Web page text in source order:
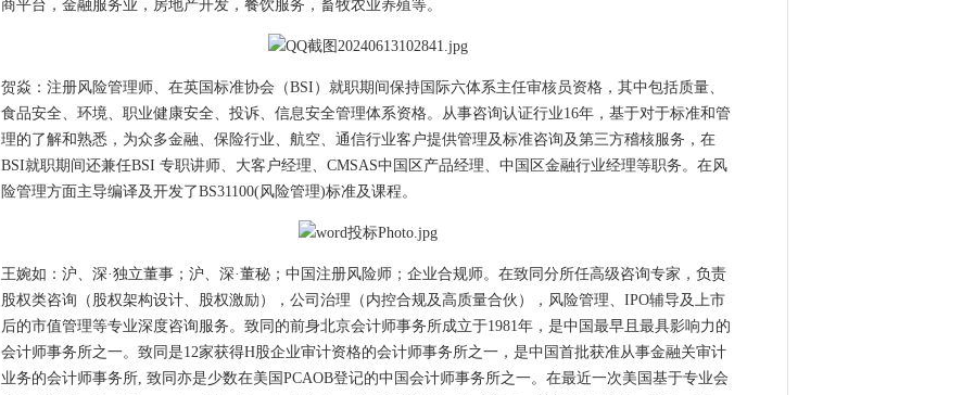
商平台，金融服务业，房地产开发，餐饮服务，畜牧农业养殖等。
贺焱：注册风险管理师、在英国标准协会（BSI）就职期间保持国际六体系主任审核员资格，其中包括质量、
食品安全、环境、职业健康安全、投诉、信息安全管理体系资格。从事咨询认证行业16年，基于对于标准和管
理的了解和熟悉，为众多金融、保险行业、航空、通信行业客户提供管理及标准咨询及第三方稽核服务，在
BSI就职期间还兼任BSI 专职讲师、大客户经理、CMSAS中国区产品经理、中国区金融行业经理等职务。在风
险管理方面主导编译及开发了BS31100(风险管理)标准及课程。
王婉如：沪、深·独立董事；沪、深·董秘；中国注册风险师；企业合规师。在致同分所任高级咨询专家，负责
股权类咨询（股权架构设计、股权激励），公司治理（内控合规及高质量合伙），风险管理、IPO辅导及上市
后的市值管理等专业深度咨询服务。致同的前身北京会计师事务所成立于1981年，是中国最早且最具影响力的
会计师事务所之一。致同是12家获得H股企业审计资格的会计师事务所之一，是中国首批获准从事金融关审计
业务的会计师事务所, 致同亦是少数在美国PCAOB登记的中国会计师事务所之一。在最近一次美国基于专业会